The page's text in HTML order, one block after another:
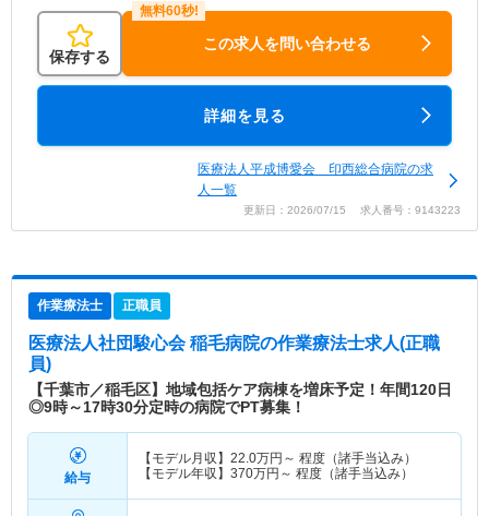
保存する
この求人を問い合わせる
詳細を見る
医療法人平成博愛会 印西総合病院の求
人一覧
更新日：2026/07/15 求人番号：9143223
作業療法士 正職員
医療法人社団駿心会 稲毛病院の作業療法士求人(正職
員)
【千葉市／稲毛区】地域包括ケア病棟を増床予定！年間120日
◎9時～17時30分定時の病院でPT募集！
給与
【モデル月収】 22.0万円～ 程度（諸手当込み）
【モデル年収】 370万円～ 程度（諸手当込み）